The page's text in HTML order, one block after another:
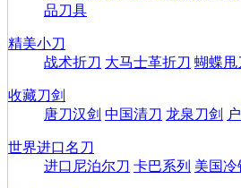
品刀具
精美小刀
战术折刀 大马士革折刀 蝴蝶甩
收藏刀剑
唐刀汉剑 中国清刀 龙泉刀剑
世界进口名刀
进口尼泊尔刀 卡巴系列 美国冷